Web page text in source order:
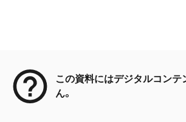
この資料にはデジタルコンテ
ん。